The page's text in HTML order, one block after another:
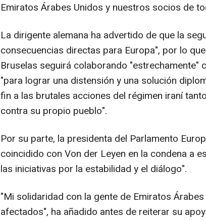
Emiratos Árabes Unidos y nuestros socios de
La dirigente alemana ha advertido de que la
consecuencias directas para Europa", por lo
Bruselas seguirá colaborando "estrechamente"
"para lograr una distensión y una solución
fin a las brutales acciones del régimen iraní
contra su propio pueblo".
Por su parte, la presidenta del Parlamento
coincidido con Von der Leyen en la condena a
las iniciativas por la estabilidad y el diálogo".
"Mi solidaridad con la gente de Emiratos
afectados", ha añadido antes de reiterar su